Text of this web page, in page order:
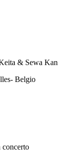
& Sewa Kan
Belgio
concerto